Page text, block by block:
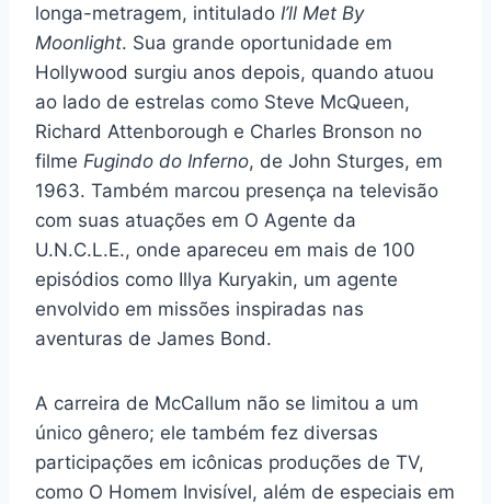
longa-metragem, intitulado I’ll Met By
Moonlight. Sua grande oportunidade em
Hollywood surgiu anos depois, quando atuou
ao lado de estrelas como Steve McQueen,
Richard Attenborough e Charles Bronson no
filme Fugindo do Inferno, de John Sturges, em
1963. Também marcou presença na televisão
com suas atuações em O Agente da
U.N.C.L.E., onde apareceu em mais de 100
episódios como Illya Kuryakin, um agente
envolvido em missões inspiradas nas
aventuras de James Bond.
A carreira de McCallum não se limitou a um
único gênero; ele também fez diversas
participações em icônicas produções de TV,
como O Homem Invisível, além de especiais em